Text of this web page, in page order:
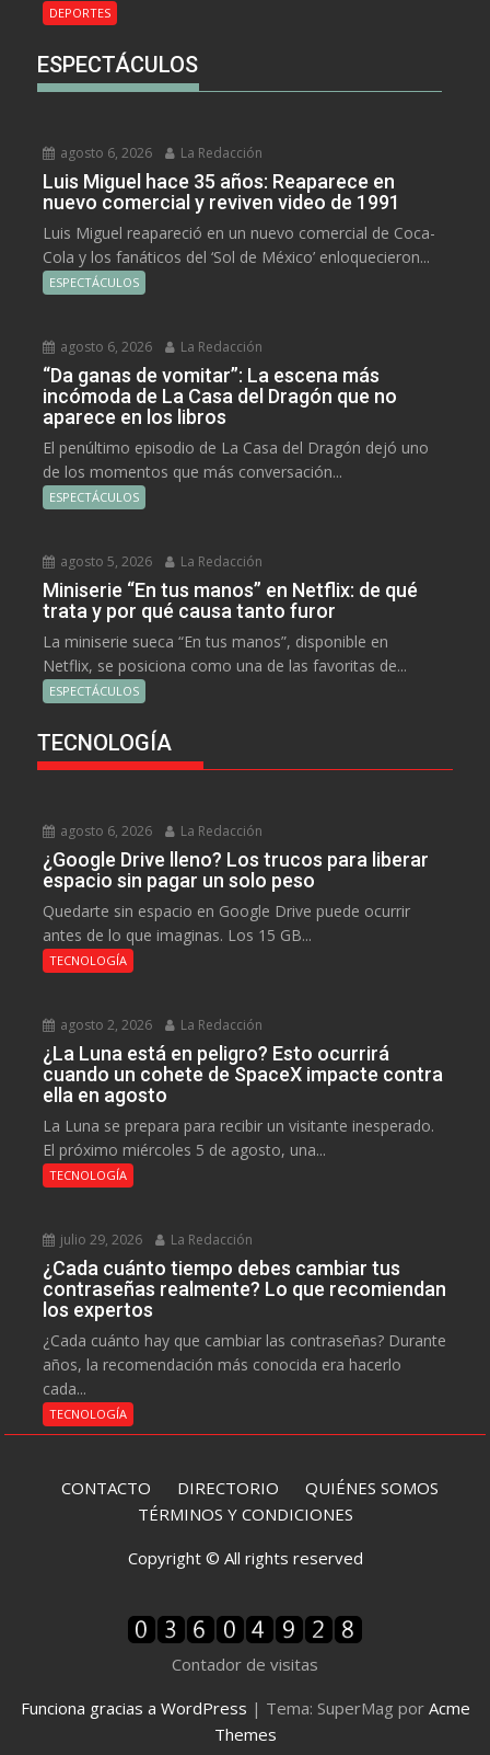
DEPORTES
ESPECTÁCULOS
agosto 6, 2026 La Redacción
Luis Miguel hace 35 años: Reaparece en
nuevo comercial y reviven video de 1991
Luis Miguel reapareció en un nuevo comercial de Coca-
Cola y los fanáticos del ‘Sol de México’ enloquecieron...
ESPECTÁCULOS
agosto 6, 2026 La Redacción
“Da ganas de vomitar”: La escena más
incómoda de La Casa del Dragón que no
aparece en los libros
El penúltimo episodio de La Casa del Dragón dejó uno
de los momentos que más conversación...
ESPECTÁCULOS
agosto 5, 2026 La Redacción
Miniserie “En tus manos” en Netflix: de qué
trata y por qué causa tanto furor
La miniserie sueca “En tus manos”, disponible en
Netflix, se posiciona como una de las favoritas de...
ESPECTÁCULOS
TECNOLOGÍA
agosto 6, 2026 La Redacción
¿Google Drive lleno? Los trucos para liberar
espacio sin pagar un solo peso
Quedarte sin espacio en Google Drive puede ocurrir
antes de lo que imaginas. Los 15 GB...
TECNOLOGÍA
agosto 2, 2026 La Redacción
¿La Luna está en peligro? Esto ocurrirá
cuando un cohete de SpaceX impacte contra
ella en agosto
La Luna se prepara para recibir un visitante inesperado.
El próximo miércoles 5 de agosto, una...
TECNOLOGÍA
julio 29, 2026 La Redacción
¿Cada cuánto tiempo debes cambiar tus
contraseñas realmente? Lo que recomiendan
los expertos
¿Cada cuánto hay que cambiar las contraseñas? Durante
años, la recomendación más conocida era hacerlo
cada...
TECNOLOGÍA
CONTACTO DIRECTORIO QUIÉNES SOMOS
TÉRMINOS Y CONDICIONES
Copyright © All rights reserved
Contador de visitas
Funciona gracias a WordPress | Tema: SuperMag por Acme
Themes